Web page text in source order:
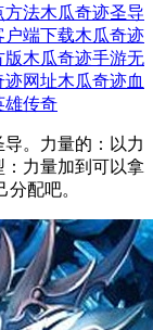
方法木瓜奇迹圣导
户端下载木瓜奇迹
版木瓜奇迹手游无
迹网址木瓜奇迹血
雄传奇
。力量的：以力
：力量加到可以拿
配吧。